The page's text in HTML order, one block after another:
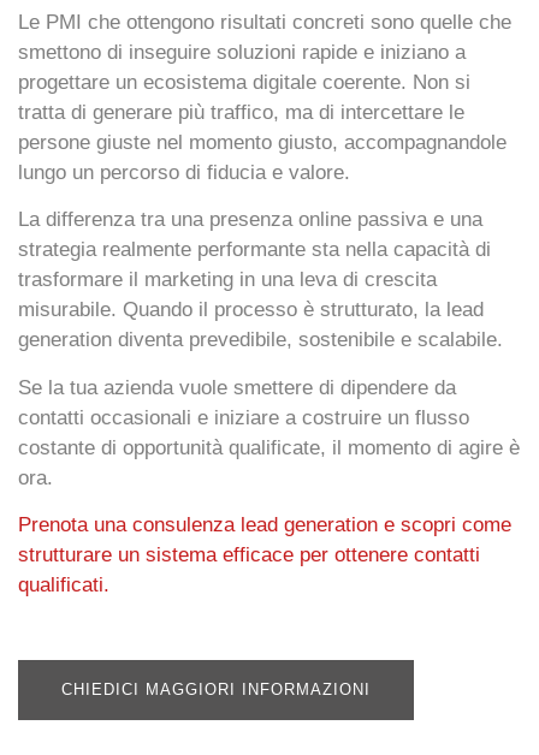
Le PMI che ottengono risultati concreti sono quelle che
smettono di inseguire soluzioni rapide e iniziano a
progettare un ecosistema digitale coerente. Non si
tratta di generare più traffico, ma di intercettare le
persone giuste nel momento giusto, accompagnandole
lungo un percorso di fiducia e valore.
La differenza tra una presenza online passiva e una
strategia realmente performante sta nella capacità di
trasformare il marketing in una leva di crescita
misurabile. Quando il processo è strutturato, la lead
generation diventa prevedibile, sostenibile e scalabile.
Se la tua azienda vuole smettere di dipendere da
contatti occasionali e iniziare a costruire un flusso
costante di opportunità qualificate, il momento di agire è
ora.
Prenota una consulenza lead generation e scopri come
strutturare un sistema efficace per ottenere contatti
qualificati.
CHIEDICI MAGGIORI INFORMAZIONI